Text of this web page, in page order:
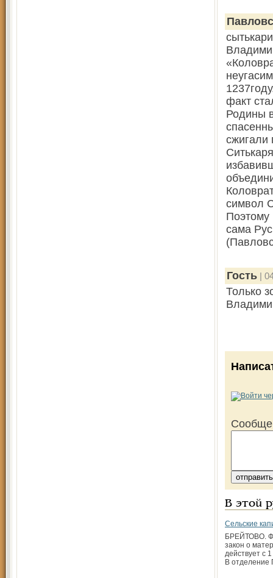
факт
Родины
сжигали
символ
Поэтому
сама
Гость |
Только
В этой
Сельские
БРЕЙТОВО.
закон о
действует с
В отделение